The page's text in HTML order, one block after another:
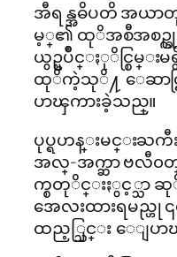
အီရန္အဓိပတိ အယ
မ့္၏ ထုိအစီအစဥ္ကုိ ႐
ယွဥ္ၿပိဳင္ႏုိင္စြမ္း
ထုိကဲ့သုိ႔ ေဆာင္ရြ
ပာၾကားခဲ့သည္။
ပုပ္ရဟန္းမင္းႀ
အလ္-အက္ဆာ ဗလီ၀
က္စတုိင္းႏွင့္သ
အေလးထားရမည္ဟု ၎
ထည့္သြင္း ေျပာ